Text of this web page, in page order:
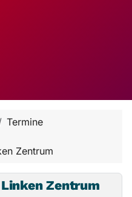
Termine
Zentrum
Zentrum